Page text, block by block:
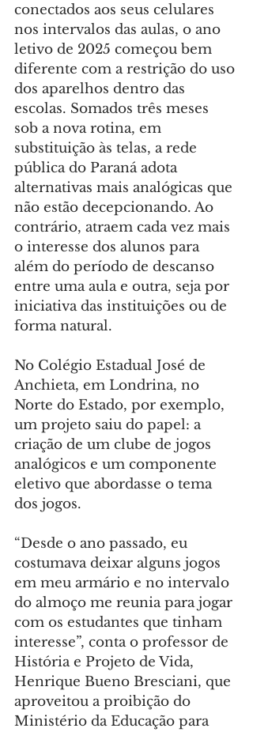
conectados aos seus celulares
nos intervalos das aulas, o ano
letivo de 2025 começou bem
diferente com a restrição do uso
dos aparelhos dentro das
escolas. Somados três meses
sob a nova rotina, em
substituição às telas, a rede
pública do Paraná adota
alternativas mais analógicas que
não estão decepcionando. Ao
contrário, atraem cada vez mais
o interesse dos alunos para
além do período de descanso
entre uma aula e outra, seja por
iniciativa das instituições ou de
forma natural.
No Colégio Estadual José de
Anchieta, em Londrina, no
Norte do Estado, por exemplo,
um projeto saiu do papel: a
criação de um clube de jogos
analógicos e um componente
eletivo que abordasse o tema
dos jogos.
“Desde o ano passado, eu
costumava deixar alguns jogos
em meu armário e no intervalo
do almoço me reunia para jogar
com os estudantes que tinham
interesse”, conta o professor de
História e Projeto de Vida,
Henrique Bueno Bresciani, que
aproveitou a proibição do
Ministério da Educação para